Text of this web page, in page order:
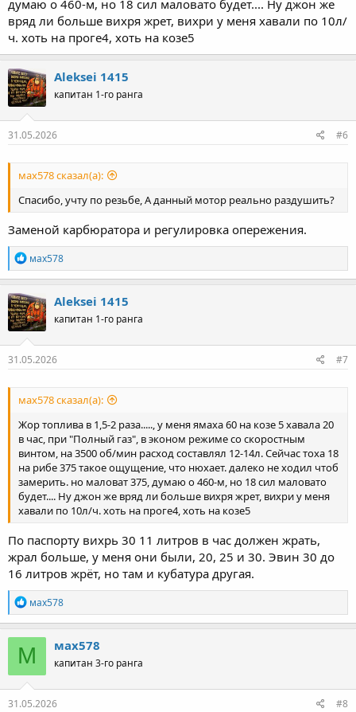
думаю о 460-м, но 18 сил маловато будет.... Ну джон же
вряд ли больше вихря жрет, вихри у меня хавали по 10л/
ч. хоть на проге4, хоть на козе5
Aleksei 1415
капитан 1-го ранга
31.05.2026 #6
мах578 сказал(а):
Спасибо, учту по резьбе, А данный мотор реально раздушить?
Заменой карбюратора и регулировка опережения.
Р
е
а
к
ц
и
и
:
мах578
Aleksei 1415
капитан 1-го ранга
31.05.2026 #7
мах578 сказал(а):
Жор топлива в 1,5-2 раза....., у меня ямаха 60 на козе 5 хавала 20
в час, при "Полный газ", в эконом режиме со скоростным
винтом, на 3500 об/мин расход составлял 12-14л. Сейчас тоха 18
на рибе 375 такое ощущение, что нюхает. далеко не ходил чтоб
замерить. но маловат 375, думаю о 460-м, но 18 сил маловато
будет.... Ну джон же вряд ли больше вихря жрет, вихри у меня
хавали по 10л/ч. хоть на проге4, хоть на козе5
По паспорту вихрь 30 11 литров в час должен жрать,
жрал больше, у меня они были, 20, 25 и 30. Эвин 30 до
16 литров жрёт, но там и кубатура другая.
Р
е
а
к
ц
и
и
:
мах578
М мах578
капитан 3-го ранга
31.05.2026 #8